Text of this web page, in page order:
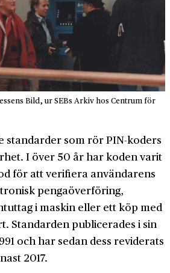
Bild, ur SEBs Arkiv hos Centrum för
standarder som rör PIN-koders
I över 50 år har koden varit
för att verifiera användarens
penga­överföring,
i maskin eller ett köp med
Standarden publicerades i sin
och har sedan dess reviderats
2017.